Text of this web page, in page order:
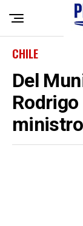
CHILE
Del
Rodrigo